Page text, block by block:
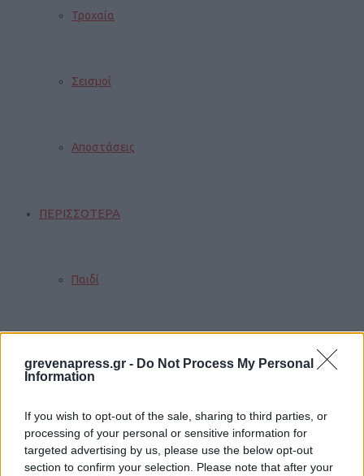
grevenapress.gr - Do Not Process My Personal
Information
If you wish to opt-out of the sale, sharing to third parties, or
processing of your personal or sensitive information for
targeted advertising by us, please use the below opt-out
section to confirm your selection. Please note that after your
Τροχαία
Σεισμοί
Αποστάσεις
ΠΕΡΙΣΣΟΤΕΡΑ
Παιδί
Διατροφή